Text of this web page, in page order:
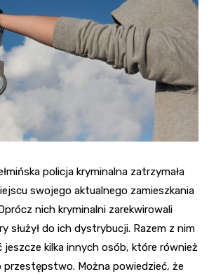
policja kryminalna zatrzymała
swojego aktualnego zamieszkania
nich kryminalni zarekwirowali
służył do ich dystrybucji. Razem z nim
jeszcze kilka innych osób, które również
przestępstwo. Można powiedzieć, że